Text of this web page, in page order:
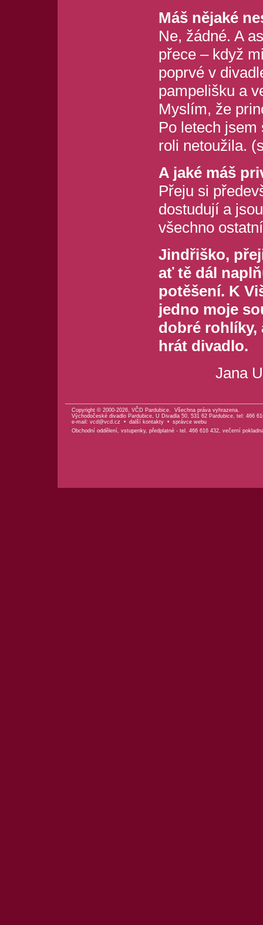
Máš nějaké
Ne, žádné. A
přece – když
poprvé v
pampelišku a
Myslím, že
Po letech jsem
roli netoužila.
A jaké máš
Přeju si
dostudují a
všechno
Jindřiško,
ať tě dál
potěšení. K
jedno moje
dobré rohlíky,
hrát divadlo.
Jana
Copyright © 2000-2026, VČD Pardubice. Všechna práva vyhrazena.
Východočeské divadlo Pardubice, U Divadla 50, 531 62 Pardubice, tel: 466
e-mail: vcd@vcd.cz • další kontakty• správce webu
Obchodní oddělení, vstupenky, předplatné - tel. 466 616 432, večerní